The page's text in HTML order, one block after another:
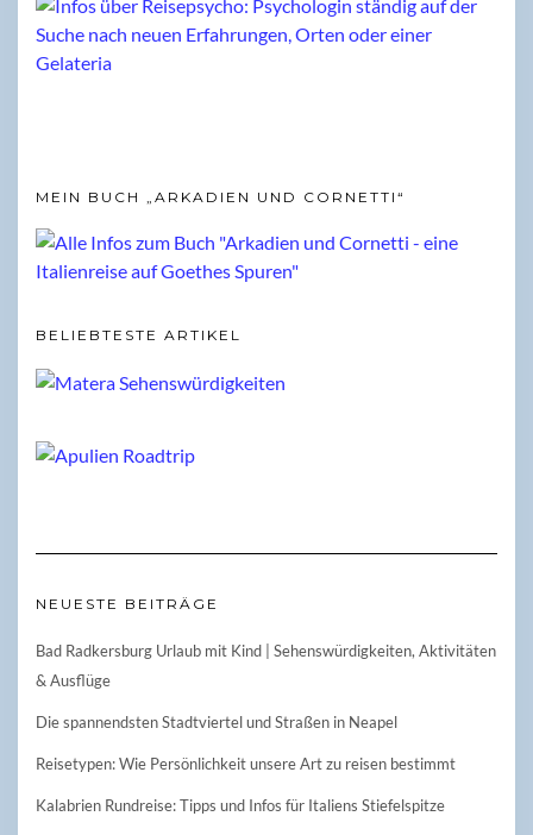
MEIN BUCH „ARKADIEN UND CORNETTI“
BELIEBTESTE ARTIKEL
NEUESTE BEITRÄGE
Bad Radkersburg Urlaub mit Kind | Sehenswürdigkeiten, Aktivitäten
& Ausflüge
Die spannendsten Stadtviertel und Straßen in Neapel
Reisetypen: Wie Persönlichkeit unsere Art zu reisen bestimmt
Kalabrien Rundreise: Tipps und Infos für Italiens Stiefelspitze